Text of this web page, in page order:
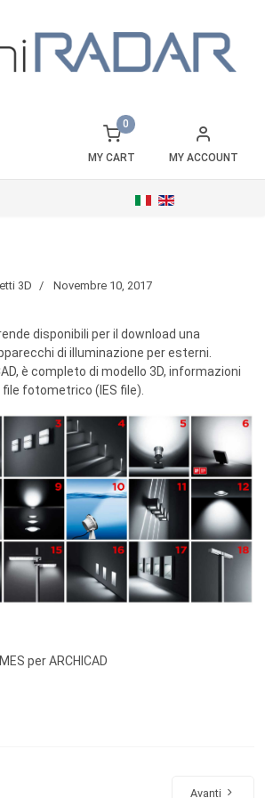
MY ACCOUNT
MY CART
0
3D
Novembre 10, 2017
disponibili per il download una
di illuminazione per esterni.
è completo di modello 3D, informazioni
fotometrico (IES file).
per ARCHICAD
ArchiRADAR - Volume 13 Articolo
Avanti